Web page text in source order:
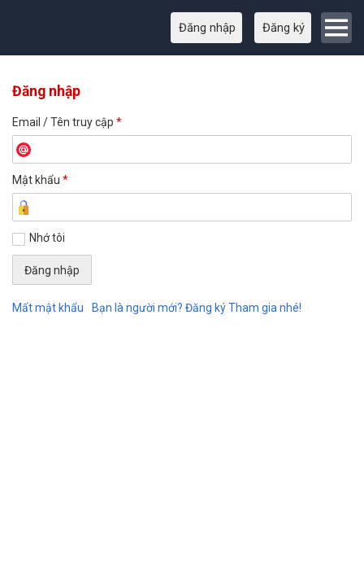
Đăng nhập Đăng ký
Đăng nhập
Email / Tên truy cập *
Mật khẩu *
Nhớ tôi
Mất mật khẩu Bạn là người mới? Đăng ký Tham gia nhé!